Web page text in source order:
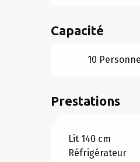
Capacité
10
Prestations
Lit 140 cm
Réfrigérateur